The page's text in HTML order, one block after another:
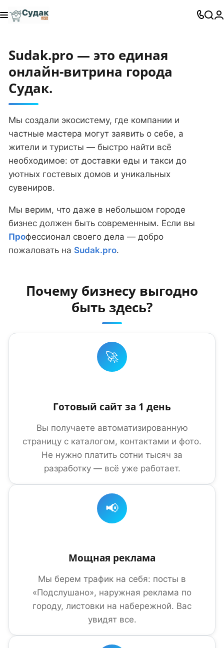
Sudak.pro — это единая
онлайн-витрина города
Судак.
Мы создали экосистему, где компании и
частные мастера могут заявить о себе, а
жители и туристы — быстро найти всё
необходимое: от доставки еды и такси до
уютных гостевых домов и уникальных
сувениров.
Мы верим, что даже в небольшом городе
бизнес должен быть современным. Если вы
Профессионал своего дела — добро
пожаловать на Sudak.pro.
Почему бизнесу выгодно
быть здесь?
🚀
Готовый сайт за 1 день
Вы получаете автоматизированную
страницу с каталогом, контактами и фото.
Не нужно платить сотни тысяч за
разработку — всё уже работает.
📢
Мощная реклама
Мы берем трафик на себя: посты в
«Подслушано», наружная реклама по
городу, листовки на набережной. Вас
увидят все.